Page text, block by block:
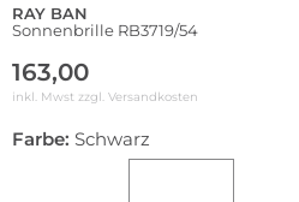
RAY BAN
Sonnenbrille RB3719/54
163,00
inkl. Mwst zzgl. Versandkosten
Farbe: Schwarz